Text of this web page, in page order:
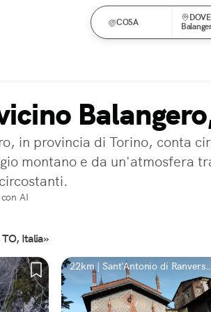
COSA
DOVE
in provincia di Torino, conta
montano e da un'atmosfera
AI
Italia»
22km | Sant'Antonio di Ranverso,